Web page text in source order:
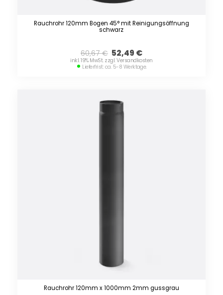
Rauchrohr 120mm Bogen 45° mit Reinigungsöffnung
schwarz
60,67€ 52,49 €
inkl. 19% MwSt. zzgl. Versandkosten
Lieferfrist: ca. 5-8 Werktage.
Rauchrohr 120mm x 1000mm 2mm gussgrau